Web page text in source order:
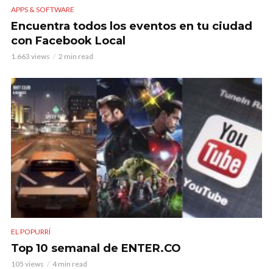
APPS & SOFTWARE
Encuentra todos los eventos en tu ciudad
con Facebook Local
1.663 views 2 min read
EL POPURRÍ
Top 10 semanal de ENTER.CO
105 views 4 min read